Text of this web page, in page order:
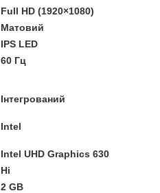
Full HD (1920×1080)
Матовий
IPS LED
60 Гц
Інтегрований
Intel
Intel UHD Graphics 630
Ні
2 GB